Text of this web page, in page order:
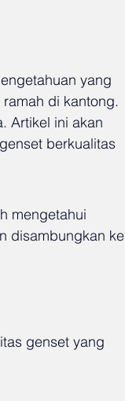
yang
di kantong.
Artikel ini akan
berkualitas
mengetahui
disambungkan ke
genset yang